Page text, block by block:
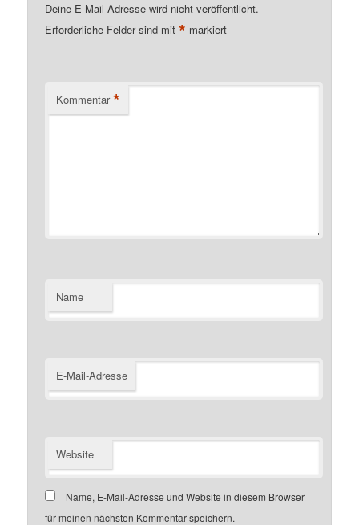
Deine E-Mail-Adresse wird nicht veröffentlicht.
Erforderliche Felder sind mit* markiert
Kommentar *
Name
E-Mail-Adresse
Website
Name, E-Mail-Adresse und Website in diesem Browser
für meinen nächsten Kommentar speichern.